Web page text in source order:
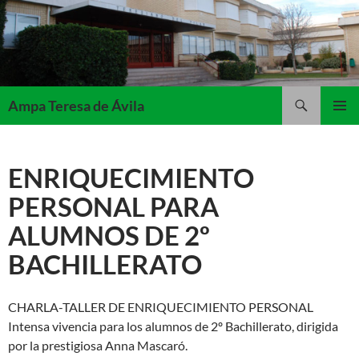
Saltar
al
contenido
Ampa Teresa de Ávila
ENRIQUECIMIENTO
PERSONAL PARA
ALUMNOS DE 2º
BACHILLERATO
CHARLA-TALLER DE ENRIQUECIMIENTO PERSONAL
Intensa vivencia para los alumnos de 2º Bachillerato, dirigida
por la prestigiosa Anna Mascaró.